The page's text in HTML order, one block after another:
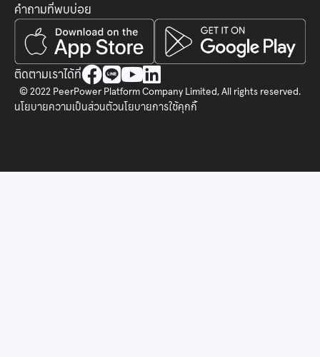
คำถามที่พบบ่อย
ติดตามเราได้ที่
© 2022 PeerPower Platform Company Limited, All rights reserved.
นโยบายความเป็นส่วนตัวนโยบายการใช้คุกกี้